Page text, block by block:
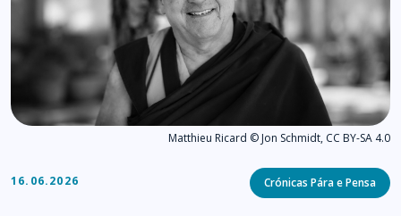
Matthieu Ricard © Jon Schmidt, CC BY-SA 4.0
16.06.2026 Categories
Crónicas Pára e Pensa